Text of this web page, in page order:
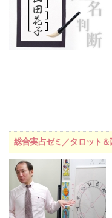
総合実占ゼミ／タロット